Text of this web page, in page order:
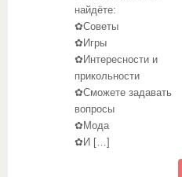
найдёте:
✿Советы
✿Игры
✿Интересности и
прикольности
✿Сможете задавать
вопросы
✿Мода
✿И […]